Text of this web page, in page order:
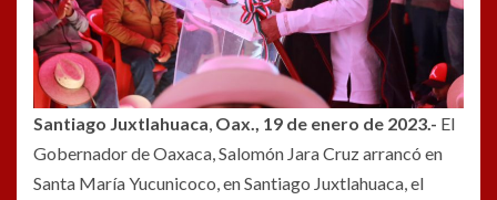
Santiago Juxtlahuaca Oax., 19 de enero de 2023.- El
Gobernador de Oaxaca, Salomón Jara Cruz arrancó en
Santa María Yucunicoco, en Santiago Juxtlahuaca, el